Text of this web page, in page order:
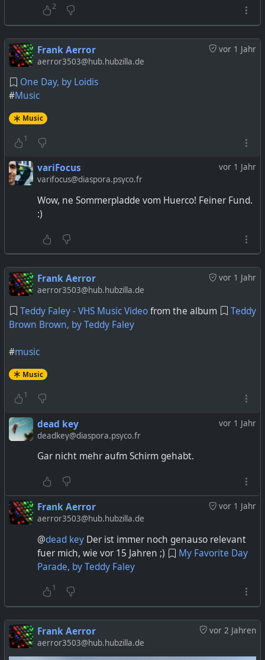
2
vor 1 Jahr
Frank Aerror
aerror3503@hub.hubzilla.de
One Day, by Loidis
#Music
Music
1
vor 1 Jahr
variFocus
varifocus@diaspora.psyco.fr
Wow, ne Sommerpladde vom Huerco! Feiner Fund.
:)
vor 1 Jahr
Frank Aerror
aerror3503@hub.hubzilla.de
Teddy Faley - VHS Music Videofrom the album
Teddy
Brown Brown, by Teddy Faley
#music
Music
1
vor 1 Jahr
dead key
deadkey@diaspora.psyco.fr
Gar nicht mehr aufm Schirm gehabt.
vor 1 Jahr
Frank Aerror
aerror3503@hub.hubzilla.de
@dead keyDer ist immer noch genauso relevant
fuer mich, wie vor 15 Jahren ;)
My Favorite Day
Parade, by Teddy Faley
1
vor 2 Jahren
Frank Aerror
aerror3503@hub.hubzilla.de